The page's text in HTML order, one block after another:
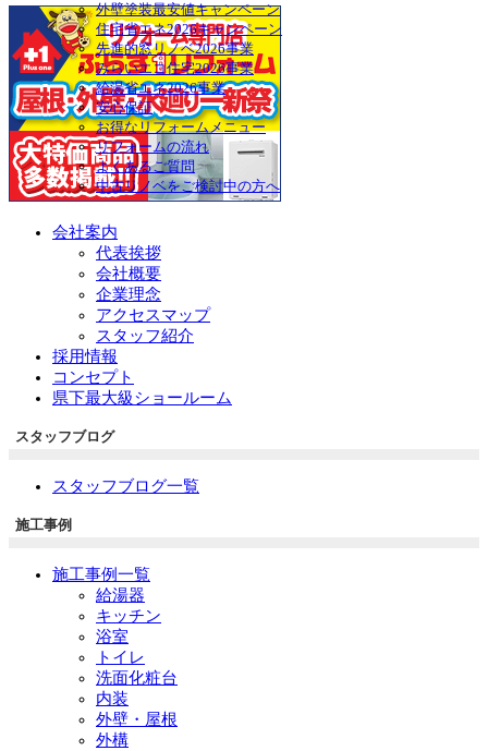
外壁塗装最安値キャンペーン
住宅省エネ2026キャンペーン
先進的窓リノベ2026事業
みらいエコ住宅2026事業
給湯省エネ2026事業
安心保証
お得なリフォームメニュー
リフォームの流れ
よくあるご質問
中古リノベをご検討中の方へ
会社案内
代表挨拶
会社概要
企業理念
アクセスマップ
スタッフ紹介
採用情報
コンセプト
県下最大級ショールーム
スタッフブログ
スタッフブログ一覧
施工事例
施工事例一覧
給湯器
キッチン
浴室
トイレ
洗面化粧台
内装
外壁・屋根
外構